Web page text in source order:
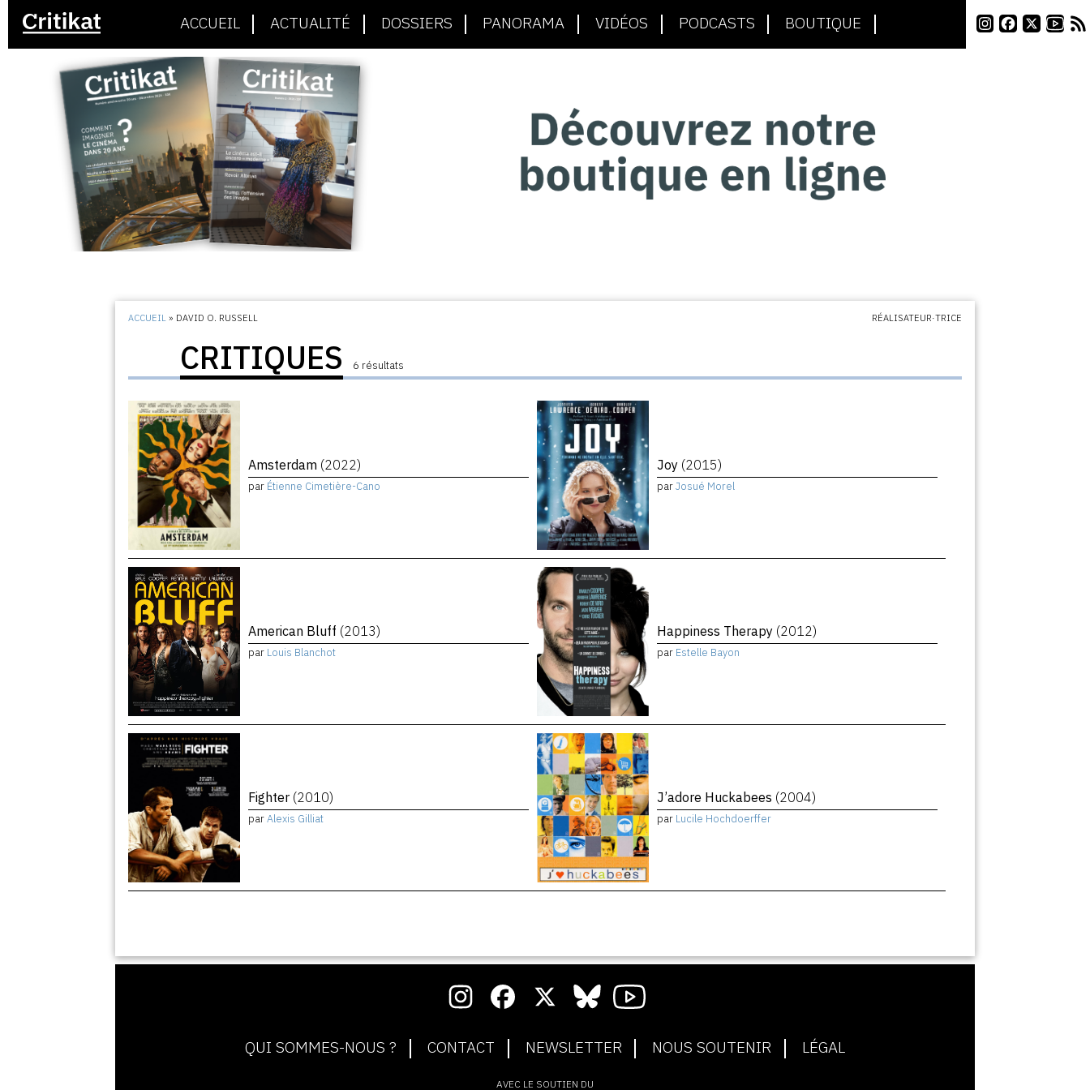
ACCUEIL ACTUALITÉ DOSSIERS PANORAMA VIDÉOS PODCASTS BOUTIQUE
ACCUEIL » DAVID O. RUSSELL RÉALISATEUR·TRICE
CRITIQUES 6 résultats
Amsterdam (2022)
par Étienne Cimetière-Cano
Joy (2015)
parJosué Morel
American Bluff (2013)
par Louis Blanchot
Happiness Therapy (2012)
par Estelle Bayon
Fighter (2010)
parAlexis Gilliat
J’adore Huckabees (2004)
par Lucile Hochdoerffer
QUI SOMMES-NOUS ? CONTACT NEWSLETTER NOUS SOUTENIR LÉGAL
AVEC LE SOUTIEN DU